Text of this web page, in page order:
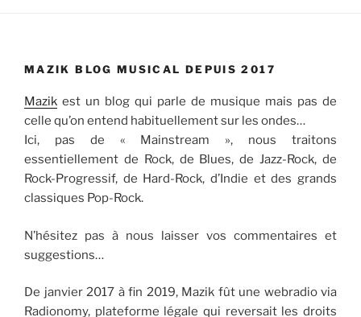
MAZIK BLOG MUSICAL DEPUIS 2017
Mazik est un blog qui parle de musique mais pas de
celle qu’on entend habituellement sur les ondes…
Ici, pas de « Mainstream », nous traitons
essentiellement de Rock, de Blues, de Jazz-Rock, de
Rock-Progressif, de Hard-Rock, d’Indie et des grands
classiques Pop-Rock.
N’hésitez pas à nous laisser vos commentaires et
suggestions…
De janvier 2017 à fin 2019, Mazik fût une webradio via
Radionomy, plateforme légale qui reversait les droits